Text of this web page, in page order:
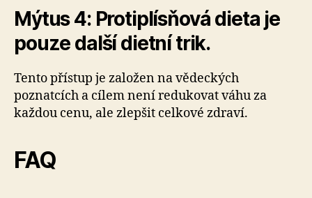
Mýtus 4: Protiplísňová dieta je
pouze další dietní trik.
Tento přístup je založen na vědeckých
poznatcích a cílem není redukovat váhu za
každou cenu, ale zlepšit celkové zdraví.
FAQ